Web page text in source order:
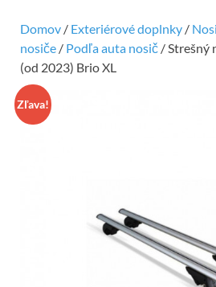
Domov / Exteriérové doplnky /
nosiče / Podľa auta nosič / Strešný
(od 2023) Brio XL
Zľava!